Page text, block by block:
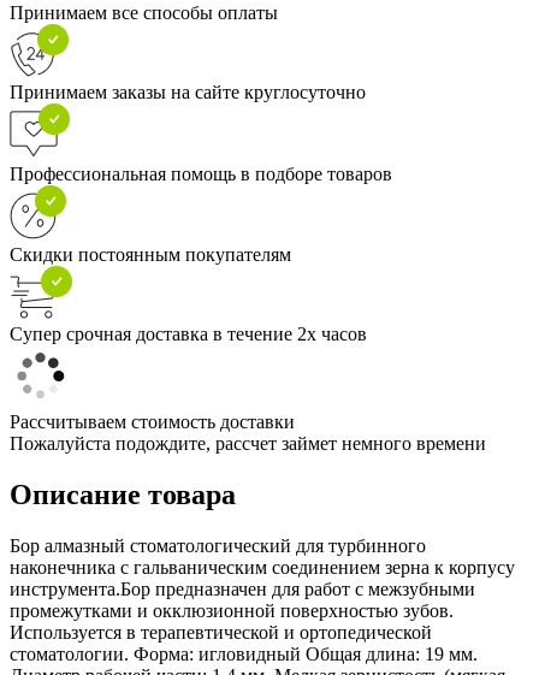
Принимаем все способы оплаты
Принимаем заказы на сайте круглосуточно
Профессиональная помощь в подборе товаров
Скидки постоянным покупателям
Супер срочная доставка в течение 2х часов
Рассчитываем стоимость доставки
Пожалуйста подождите, рассчет займет немного времени
Описание товара
Бор алмазный стоматологический для турбинного
наконечника с гальваническим соединением зерна к корпусу
инструмента.Бор предназначен для работ с межзубными
промежутками и окклюзионной поверхностью зубов.
Используется в терапевтической и ортопедической
стоматологии. Форма: игловидный Общая длина: 19 мм.